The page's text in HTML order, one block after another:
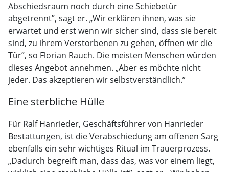
Abschiedsraum noch durch eine Schiebetür
abgetrennt”, sagt er. „Wir erklären ihnen, was sie
erwartet und erst wenn wir sicher sind, dass sie bereit
sind, zu ihrem Verstorbenen zu gehen, öffnen wir die
Tür”, so Florian Rauch. Die meisten Menschen würden
dieses Angebot annehmen. „Aber es möchte nicht
jeder. Das akzeptieren wir selbstverständlich.”
Eine sterbliche Hülle
Für Ralf Hanrieder, Geschäftsführer von Hanrieder
Bestattungen, ist die Verabschiedung am offenen Sarg
ebenfalls ein sehr wichtiges Ritual im Trauerprozess.
„Dadurch begreift man, dass das, was vor einem liegt,